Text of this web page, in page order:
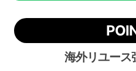
海外リユース